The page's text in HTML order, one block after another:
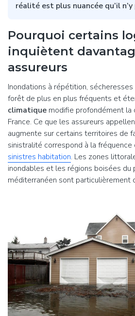
réalité est plus nuancée qu’il
Pourquoi certains
inquiètent
assureurs
Inondations à répétition,
forêt de plus en plus fréquents et
climatique modifie profondément la
France. Ce que les assureurs
augmente sur certains territoires de
sinistralité correspond à la
sinistres habitation. Les zones
inondables et les régions boisées du
méditerranéen sont particulièrement